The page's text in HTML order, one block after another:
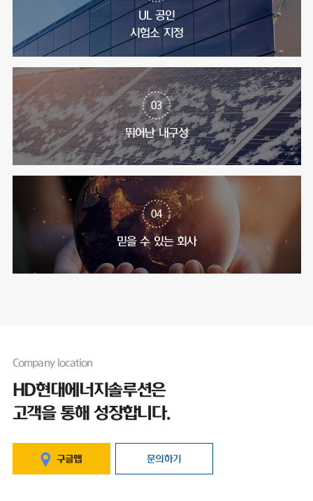
UL 공인
시험소 지정
03
뛰어난 내구성
04
믿을 수 있는 회사
Company location
HD현대에너지솔루션은
고객을 통해 성장합니다.
구글맵 문의하기